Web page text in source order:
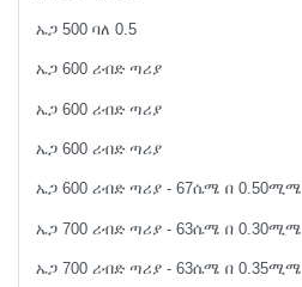
ኤጋ 500 ባለ 0.5
ኤጋ 600 ሪብድ ጣሪያ
ኤጋ 600 ሪብድ ጣሪያ
ኤጋ 600 ሪብድ ጣሪያ
ኤጋ 600 ሪብድ ጣሪያ - 67ሴሜ በ 0.50ሚሜ
ኤጋ 700 ሪብድ ጣሪያ - 63ሴሜ በ 0.30ሚሜ
ኤጋ 700 ሪብድ ጣሪያ - 63ሴሜ በ 0.35ሚሜ